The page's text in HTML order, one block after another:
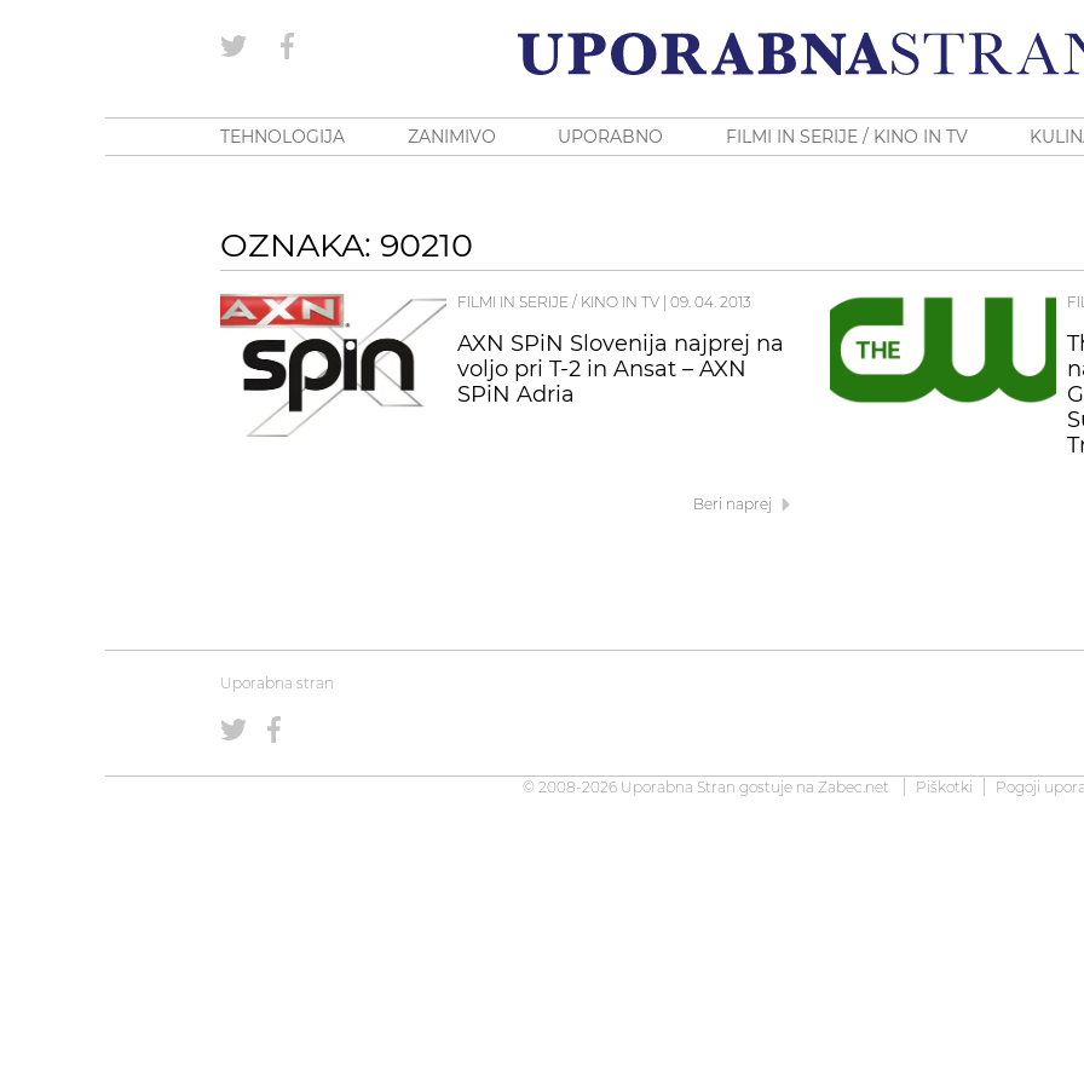
TEHNOLOGIJA ZANIMIVO UPORABNO FILMI IN SERIJE / KINO IN TV
OZNAKA: 90210
FILMI IN SERIJE / KINO IN TV 09. 04. 2013
AXN SPiN Slovenija najprej na
voljo pri T-2 in Ansat – AXN
SPiN Adria
Beri naprej
Uporabna stran
© 2008-2026 Uporabna Stran gostuje na Zabec.net Piškotki Pogoji